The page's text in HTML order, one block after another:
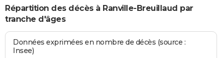
Répartition des décès à Ranville-Breuillaud par
tranche d'âges
Données exprimées en nombre de décès (source :
Insee)